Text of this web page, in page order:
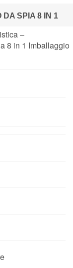
DA SPIA 8 IN 1
–
8 in 1 Imballaggio